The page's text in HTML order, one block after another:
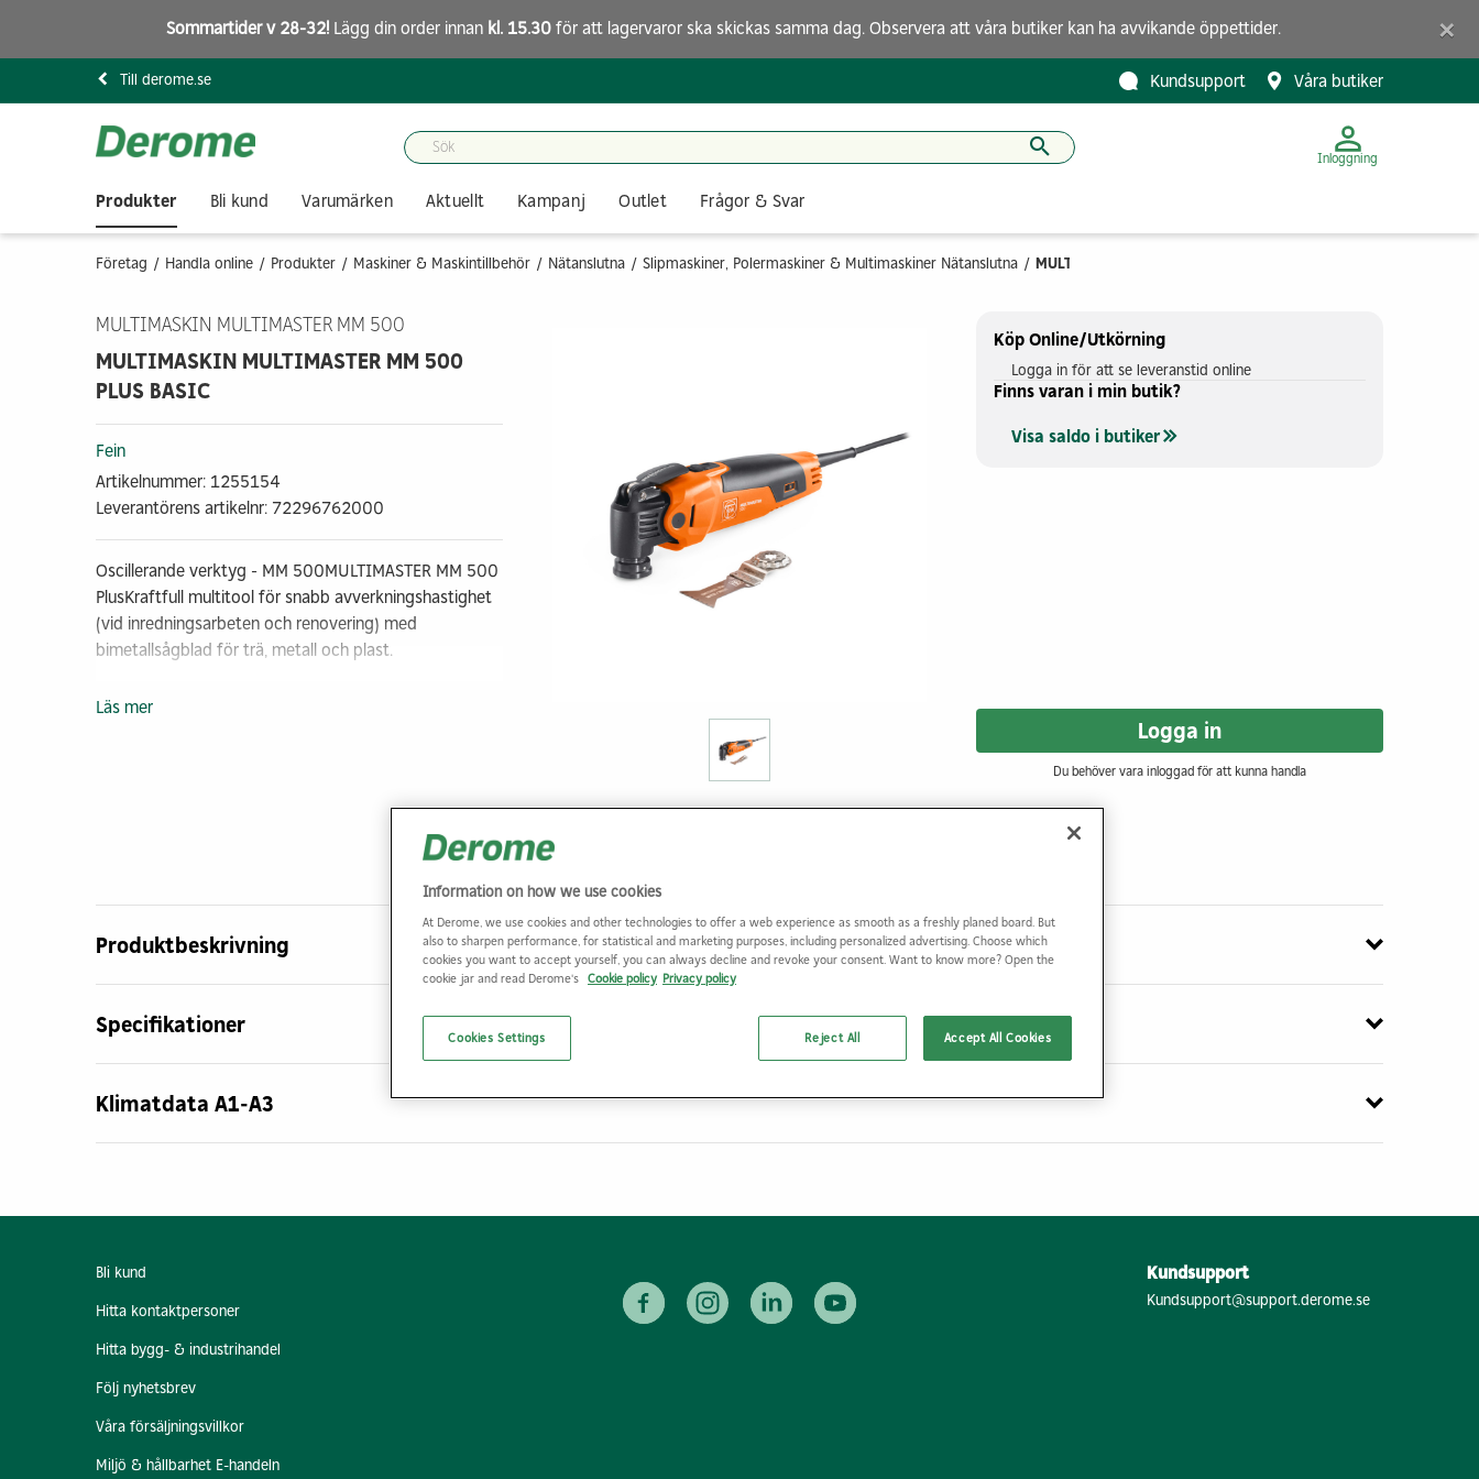
Sommartider v 28-32!Lägg din order innan kl. 15.30för att lagervaror ska skickas samma dag. Observera att våra butikerkan ha avvikande öppettider. ×
Till derome.se Kundsupport Våra butiker
Inloggning
Produkter Bli kund Varumärken Aktuellt Kampanj Outlet Frågor & Svar
Företag Handla online Produkter Maskiner & Maskintillbehör Nätanslutna Slipmaskiner, Polermaskiner & Multimaskiner Nätanslutna MULTIMASKIN MULTIMASTER MM 500 PLUS BASIC
MULTIMASKIN MULTIMASTER MM 500
MULTIMASKIN MULTIMASTER MM 500
PLUS BASIC
Fein
Artikelnummer: 1255154
Leverantörens artikelnr: 72296762000
Oscillerande verktyg - MM 500MULTIMASTER MM 500
PlusKraftfull multitool för snabb avverkningshastighet
(vid inredningsarbeten och renovering) med
bimetallsågblad för trä, metall och plast.
Läs mer
Köp Online/Utkörning
Logga in för att se leveranstid online
Finns varan i min butik?
Visa saldo i butiker
Logga in
Du behöver vara inloggad för att kunna handla
Produktbeskrivning
Specifikationer
Klimatdata A1-A3
Bli kund
Hitta kontaktpersoner
Hitta bygg- & industrihandel
Följ nyhetsbrev
Våra försäljningsvillkor
Miljö & hållbarhet E-handeln
Kundsupport
Kundsupport@support.derome.se
Information on how we use cookies
At Derome, we use cookies and other technologies to offer a web experience as smooth as a freshly planed board. But
also to sharpen performance, for statistical and marketing purposes, including personalized advertising. Choose which
cookies you want to accept yourself, you can always decline and revoke your consent. Want to know more? Open the
cookie jar and read Derome's Cookie policy Privacy policy
Reject All Accept All Cookies
Cookies Settings